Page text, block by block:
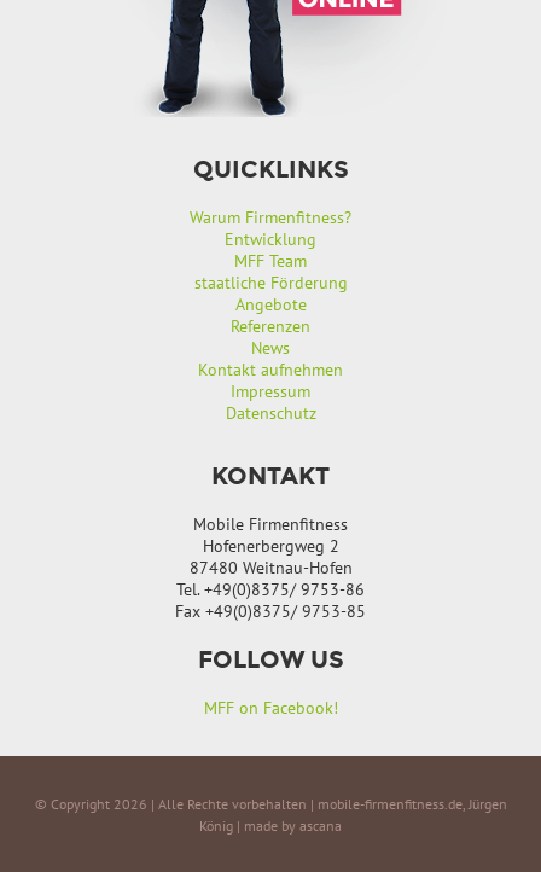
QUICKLINKS
Warum Firmenfitness?
Entwicklung
MFF Team
staatliche Förderung
Angebote
Referenzen
News
Kontakt aufnehmen
Impressum
Datenschutz
KONTAKT
Mobile Firmenfitness
Hofenerbergweg 2
87480 Weitnau-Hofen
Tel. +49(0)8375/ 9753-86
Fax +49(0)8375/ 9753-85
FOLLOW US
MFF on Facebook!
© Copyright 2026 | Alle Rechte vorbehalten | mobile-firmenfitness.de, Jürgen
König | made by ascana